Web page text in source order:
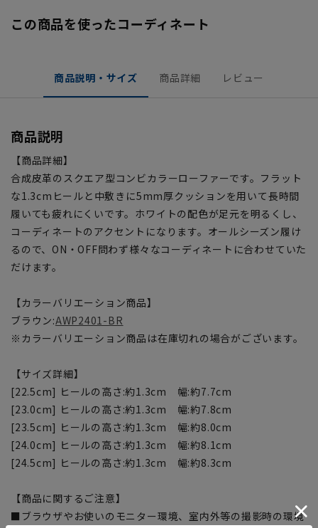
この商品を使ったコーディネート
商品説明・サイズ 商品詳細 レビュー
商品説明
【商品詳細】
合成皮革のスクエア型コンビカラーローファーです。フラット
な1.3cmヒールと中敷きに5mm厚クッションを用いて長時間
履いても疲れにくいです。ホワイトの配色が足元を明るくし、
コーディネートのアクセントになります。オールシーズン履け
るので、ON・OFF問わず様々なコーディネートに合わせていた
だけます。
【カラーバリエーション商品】
ブラウン:AWP2401-BR
※カラーバリエーション商品は在庫切れの場合がございます。
【サイズ詳細】
[22.5cm] ヒールの高さ:約1.3cm 幅:約7.7cm
[23.0cm] ヒールの高さ:約1.3cm 幅:約7.8cm
[23.5cm] ヒールの高さ:約1.3cm 幅:約8.0cm
[24.0cm] ヒールの高さ:約1.3cm 幅:約8.1cm
[24.5cm] ヒールの高さ:約1.3cm 幅:約8.3cm
【商品に関するご注意】
■ブラウザやお使いのモニター環境、室内外等の撮影時の環境